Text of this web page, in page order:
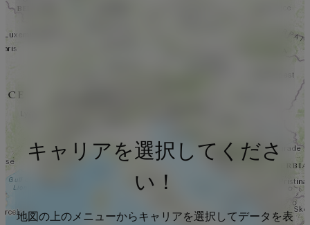
キャリアを選択してくださ
い！
地図の上のメニューからキャリアを選択してデータを表